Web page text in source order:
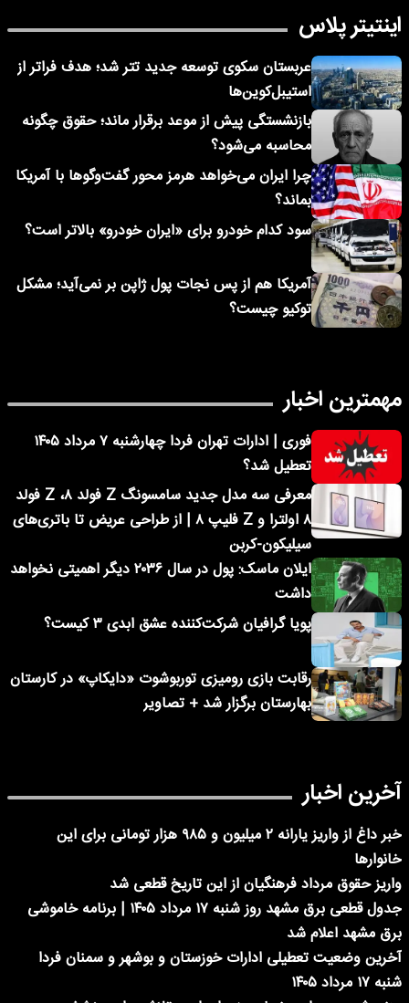
اینتیتر پلاس
عربستان سکوی توسعه جدید تتر شد؛ هدف فراتر از
استیبل‌کوین‌ها
بازنشستگی پیش از موعد برقرار ماند؛ حقوق چگونه
محاسبه می‌شود؟
چرا ایران می‌خواهد هرمز محور گفت‌وگوها با آمریکا
بماند؟
سود کدام خودرو برای «ایران خودرو» بالاتر است؟
آمریکا هم از پس نجات پول ژاپن بر نمی‌آید؛ مشکل
توکیو چیست؟
مهمترین اخبار
فوری | ادارات تهران فردا چهارشنبه ۷ مرداد ۱۴۰۵
تعطیل شد؟
معرفی سه مدل جدید سامسونگ Z فولد ۸، Z فولد
۸ اولترا و Z فلیپ ۸ | از طراحی عریض تا باتری‌های
سیلیکون-کربن
ایلان ماسک: پول در سال ۲۰۳۶ دیگر اهمیتی نخواهد
داشت
پویا گرافیان شرکت‌کننده عشق ابدی ۳ کیست؟
رقابت بازی رومیزی توربوشوت «دایکاپ» در کارستان
بهارستان برگزار شد + تصاویر
آخرین اخبار
خبر داغ از واریز یارانه ۲ میلیون و ۹۸۵ هزار تومانی برای این
خانوارها
واریز حقوق مرداد فرهنگیان از این تاریخ قطعی شد
جدول قطعی برق مشهد روز شنبه ۱۷ مرداد ۱۴۰۵ | برنامه خاموشی
برق مشهد اعلام شد
آخرین وضعیت تعطیلی ادارات خوزستان و بوشهر و سمنان فردا
شنبه ۱۷ مرداد ۱۴۰۵